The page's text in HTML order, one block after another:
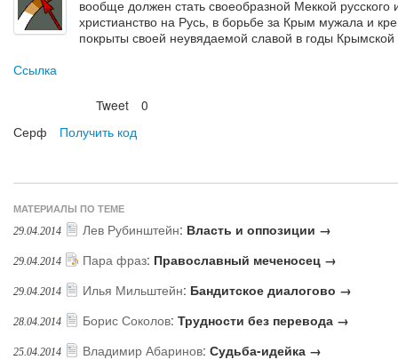
вообще должен стать своеобразной Меккой
христианство на Русь, в борьбе за Крым мужала и
покрыты своей неувядаемой славой в годы
Ссылка
Tweet
0
Серф
Получить код
МАТЕРИАЛЫ ПО ТЕМЕ
29.04.2014 Лев Рубинштейн: Власть и оппозиции →
29.04.2014 Пара фраз: Православный меченосец →
29.04.2014 Илья Мильштейн: Бандитское диалогово →
28.04.2014 Борис Соколов: Трудности без перевода →
25.04.2014 Владимир Абаринов: Судьба-идейка →